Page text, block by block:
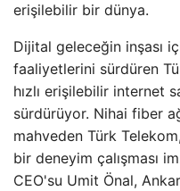
erişilebilir bir dünya.
Dijital geleceğin inşası
faaliyetlerini sürdüren
hızlı erişilebilir internet
sürdürüyor. Nihai fiber
mahveden Türk
bir deneyim çalışması
CEO'su Umit Önal,